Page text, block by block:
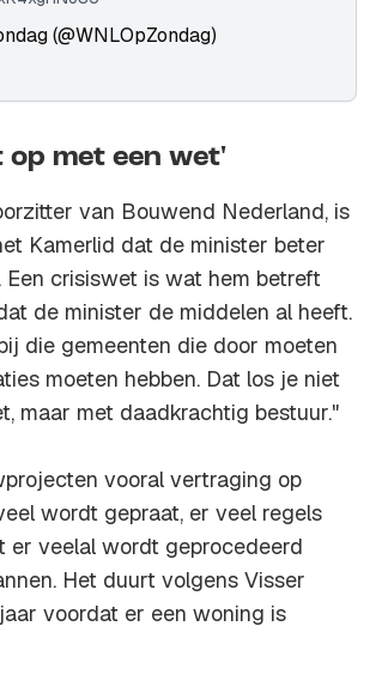
(@WNLOpZondag)
op met een wet'
van Bouwend Nederland, is
Kamerlid dat de minister beter
Een crisiswet is wat hem betreft
de minister de middelen al heeft.
die gemeenten die door moeten
moeten hebben. Dat los je niet
maar met daadkrachtig bestuur."
vooral vertraging op
wordt gepraat, er veel regels
er veelal wordt geprocedeerd
Het duurt volgens Visser
voordat er een woning is